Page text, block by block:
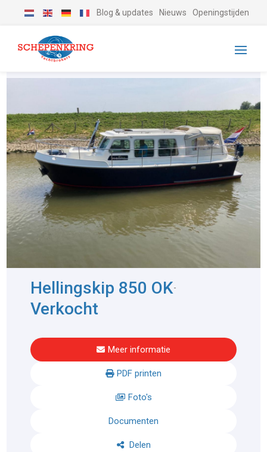
Blog & updates Nieuws Openingstijden
Hellingskip 850 OK-
Verkocht
Meer informatie
PDF printen
Foto's
Documenten
Delen